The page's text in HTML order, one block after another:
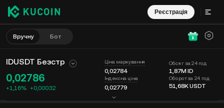
Реєстрація
Вручну Бот
IDUSDT Безстр
0,02786
+1,16% +0,00032
Ціна маркування
0,02784
Індексна ціна
0,02779
Обсяг за 24 год
1,87M ID
Оборот за 24 год
51,68KUSDT